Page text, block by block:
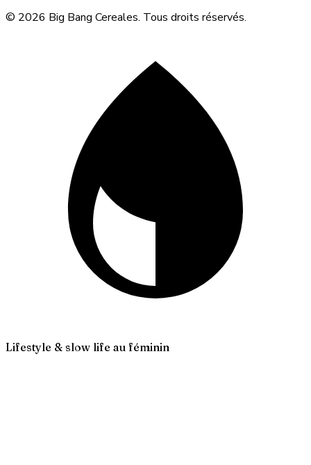
© 2026 Big Bang Cereales. Tous droits réservés.
Lifestyle & slow life au féminin